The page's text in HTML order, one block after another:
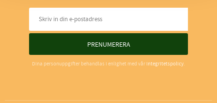
PRENUMERERA
Dina personuppgifter behandlas i enlighet med vår integritetspolicy.